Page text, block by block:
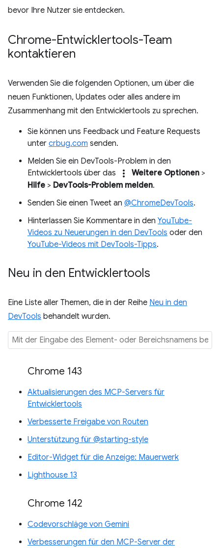
bevor Ihre Nutzer sie entdecken.
Chrome-Entwicklertools-Team
kontaktieren
Verwenden Sie die folgenden Optionen, um über die
neuen Funktionen, Updates oder alles andere im
Zusammenhang mit den Entwicklertools zu sprechen.
Sie können uns Feedback und Feature Requests
unter crbug.com senden.
Melden Sie ein DevTools-Problem in den
Entwicklertools über das
more_vert Weitere Optionen >
Hilfe > DevTools-Problem melden.
Senden Sie einen Tweet an @ChromeDevTools.
Hinterlassen Sie Kommentare in den YouTube-
Videos zu Neuerungen in den DevTools oder den
YouTube-Videos mit DevTools-Tipps.
Neu in den Entwicklertools
Eine Liste aller Themen, die in der Reihe Neu in den
DevTools behandelt wurden.
Chrome 143
Aktualisierungen des MCP-Servers für
Entwicklertools
Verbesserte Freigabe von Routen
Unterstützung für @starting-style
Editor-Widget für die Anzeige: Mauerwerk
Lighthouse 13
Chrome 142
Codevorschläge von Gemini
Verbesserungen für den MCP-Server der